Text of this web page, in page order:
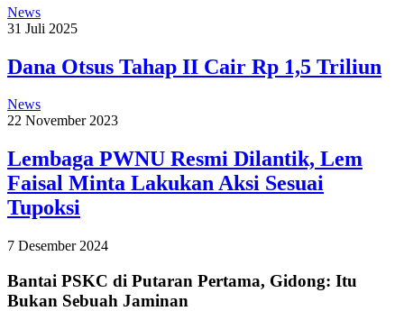
News
31 Juli 2025
Dana Otsus Tahap II Cair Rp 1,5 Triliun
News
22 November 2023
Lembaga PWNU Resmi Dilantik, Lem
Faisal Minta Lakukan Aksi Sesuai
Tupoksi
7 Desember 2024
Bantai PSKC di Putaran Pertama, Gidong: Itu
Bukan Sebuah Jaminan